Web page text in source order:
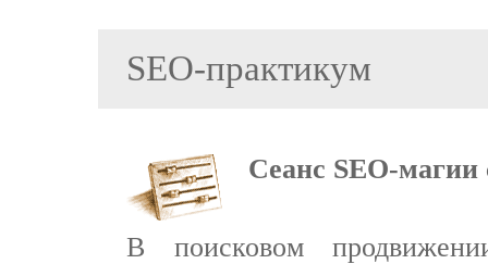
SEO-практикум
Сеанс SEO-магии
В поисковом